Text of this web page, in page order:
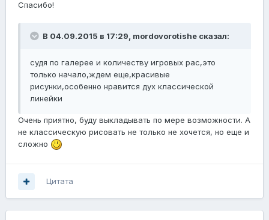
Спасибо!
В 04.09.2015 в 17:29, mordovorotishe сказал:
судя по галерее и количеству игровых рас,это
только начало,ждем еще,красивые
рисунки,особенно нравится дух классической
линейки
Очень приятно, буду выкладывать по мере возможности. А
не классическую рисовать не только не хочется, но еще и
сложно
Цитата